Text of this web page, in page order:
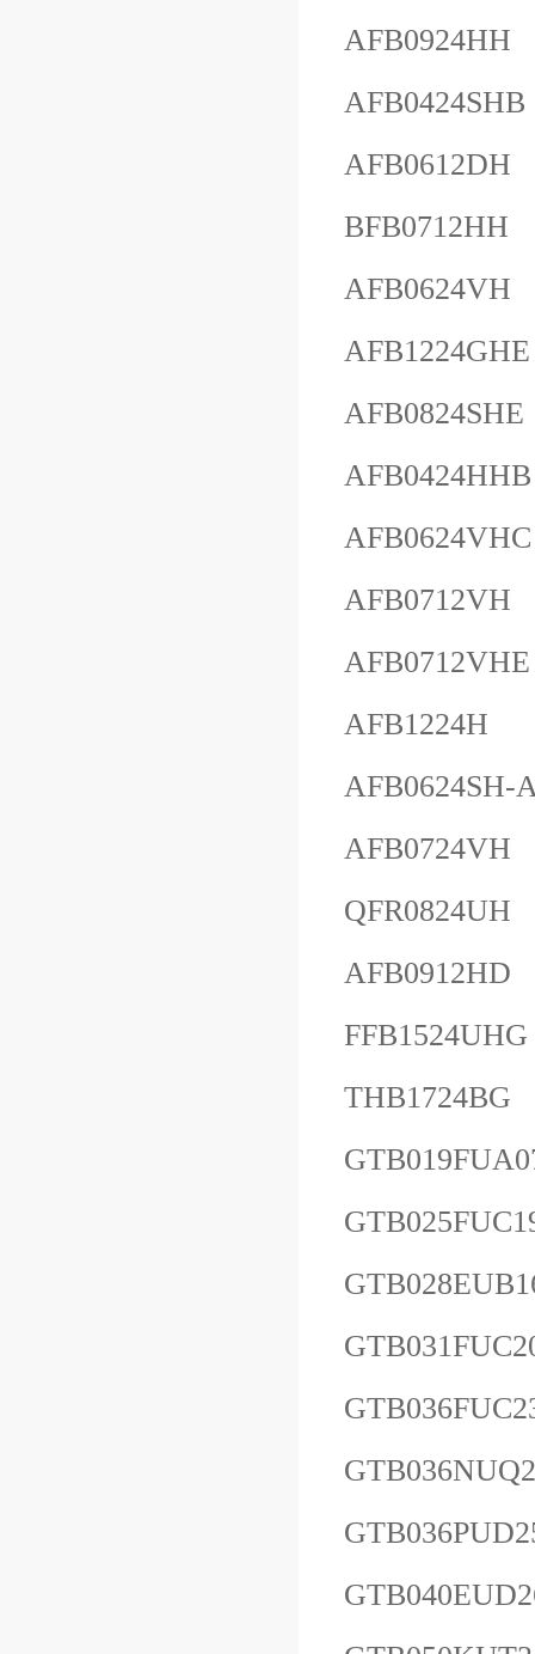
AFB0924HH
AFB0424SHB
AFB0612DH
BFB0712HH
AFB0624VH
AFB1224GHE
AFB0824SHE
AFB0424HHB
AFB0624VHC
AFB0712VH
AFB0712VHE
AFB1224H
AFB0624SH-
AFB0724VH
QFR0824UH
AFB0912HD
FFB1524UHG
THB1724BG